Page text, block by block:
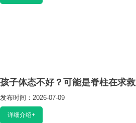
孩子体态不好？可能是脊柱在求救
发布时间：2026-07-09
阅读：543
详细介绍+